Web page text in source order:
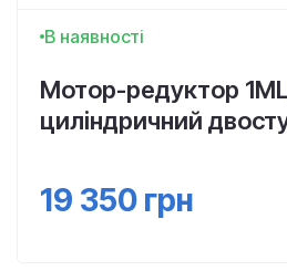
В наявності
Мотор-редуктор
циліндричний
19 350 грн